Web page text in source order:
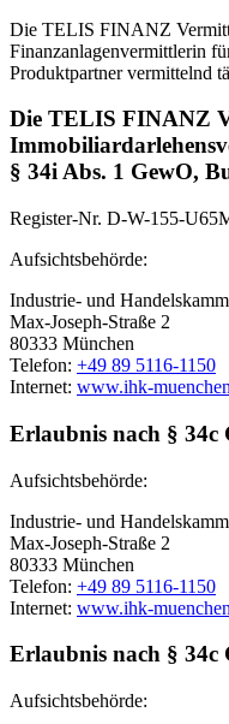
Die TELIS FINANZ
Finanzanlagenvermittlerin
Produktpartner vermittelnd
Die TELIS FINANZ
§ 34i Abs. 1 GewO,
Register-Nr. D-W-155-
Aufsichtsbehörde:
Industrie- und
Max-Joseph-Straße 2
80333 München
Telefon: +49 89 5116-1150
Internet: www.ihk-
Erlaubnis nach § 34c
Aufsichtsbehörde:
Industrie- und
Max-Joseph-Straße 2
80333 München
Telefon: +49 89 5116-1150
Internet: www.ihk-
Erlaubnis nach §
Aufsichtsbehörde: